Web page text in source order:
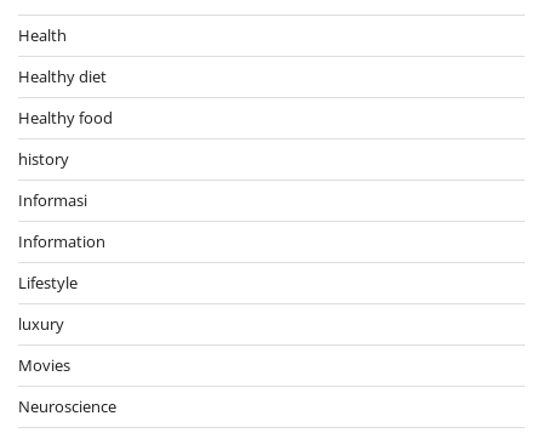
Health
Healthy diet
Healthy food
history
Informasi
Information
Lifestyle
luxury
Movies
Neuroscience